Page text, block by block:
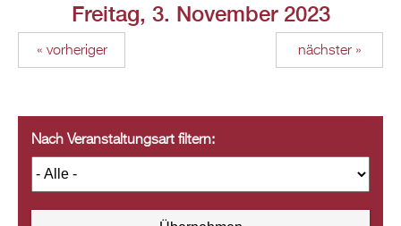
Freitag, 3. November 2023
« vorheriger nächster »
Nach Veranstaltungsart filtern: